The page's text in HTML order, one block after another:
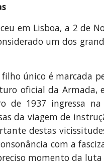
em Lisboa, a 2 de
um dos
único é marcada
oficial da Armada,
de 1937 ingressa
da viagem de
destas
com a
momento da